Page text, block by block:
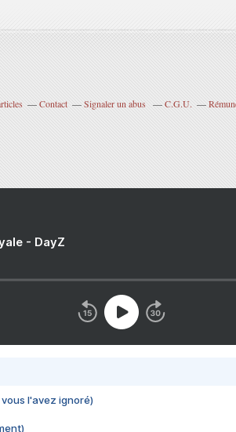
Contact Signaler un abus C.G.U.
- DayZ
l'avez ignoré)